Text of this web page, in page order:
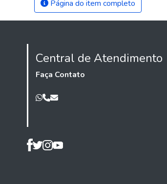
Página do item completo
Central de Atendimento
Faça Contato